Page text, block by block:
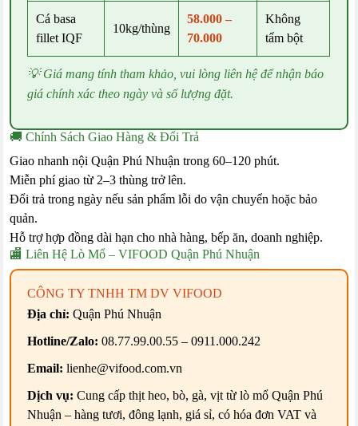
Cá basa
fillet IQF
10kg/thùng
58.000 –
70.000
Không
tẩm bột
💡 Giá mang tính tham khảo, vui lòng liên hệ để nhận báo
giá chính xác theo ngày và số lượng đặt.
🚚 Chính Sách Giao Hàng & Đổi Trả
Giao nhanh nội Quận Phú Nhuận trong 60–120 phút.
Miễn phí giao từ 2–3 thùng trở lên.
Đổi trả trong ngày nếu sản phẩm lỗi do vận chuyển hoặc bảo
quản.
Hỗ trợ hợp đồng dài hạn cho nhà hàng, bếp ăn, doanh nghiệp.
🏬 Liên Hệ Lò Mổ – VIFOOD Quận Phú Nhuận
CÔNG TY TNHH TM DV VIFOOD
Địa chỉ: Quận Phú Nhuận
Hotline/Zalo: 08.77.99.00.55 – 0911.000.242
Email: lienhe@vifood.com.vn
Dịch vụ: Cung cấp thịt heo, bò, gà, vịt từ lò mổ Quận Phú
Nhuận – hàng tươi, đông lạnh, giá sỉ, có hóa đơn VAT và